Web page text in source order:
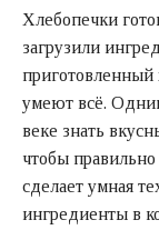
Хлебопечки
загрузили
приготовленный
умеют всё.
веке знать
чтобы
сделает умная
ингредиенты в